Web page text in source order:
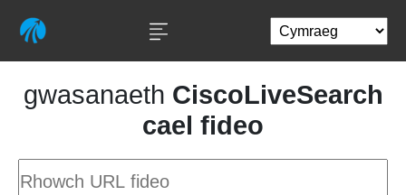
gwasanaeth CiscoLiveSearch
cael fideo